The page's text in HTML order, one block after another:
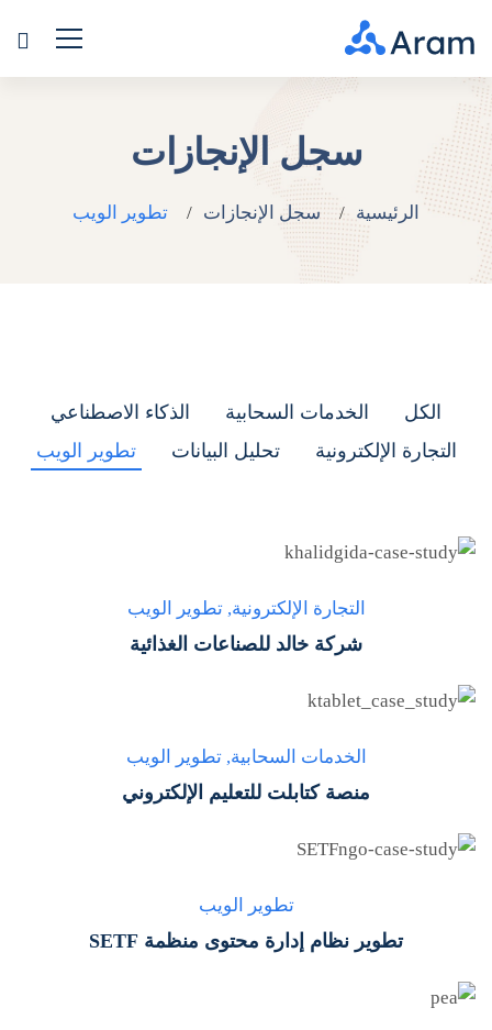
سجل الإنجازات
الرئيسية سجل الإنجازات تطوير الويب
الكل الخدمات السحابية
الذكاء الاصطناعي
التجارة الإلكترونية
تحليل البيانات تطوير الويب
التجارة الإلكترونية,تطوير الويب
شركة خالد للصناعات الغذائية
الخدمات السحابية,تطوير الويب
منصة كتابلت للتعليم الإلكتروني
تطوير الويب
تطوير نظام إدارة محتوى منظمة SETF